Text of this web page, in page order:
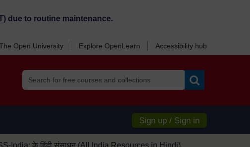
due to routine maintenance.
Open University Explore OpenLearn Accessibility hub
Sign up / Sign in
India: के हिंदी संसाधन (All India Resources in Hindi)